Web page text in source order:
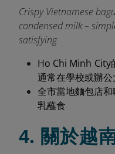
Crispy Vietnamese
condensed milk –
satisfying
Ho Chi Minh City
通常在學校或辦
全市當地麵包店
乳蘸食
4. 關於越